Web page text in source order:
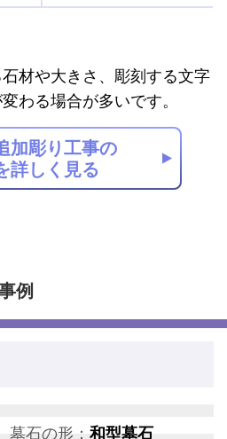
材や大きさ、彫刻する文字
わる場合が多いです。
加彫り工事の
詳しく見る
例
墓石の形：和型墓石